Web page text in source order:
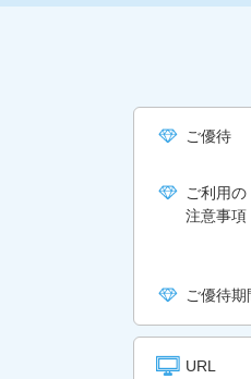
ご優待
ご利用の
注意事項
ご優待期
URL